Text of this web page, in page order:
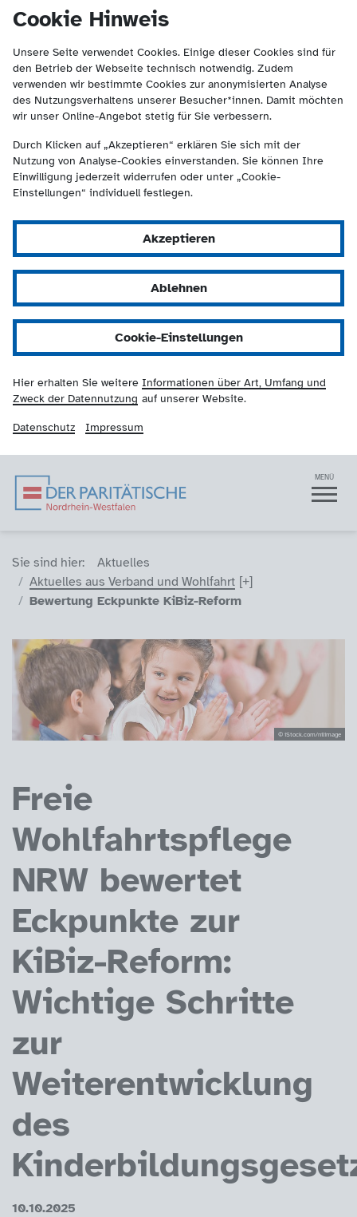
Cookie Hinweis
Unsere Seite verwendet Cookies. Einige dieser Cookies sind für
den Betrieb der Webseite technisch notwendig. Zudem
verwenden wir bestimmte Cookies zur anonymisierten Analyse
des Nutzungsverhaltens unserer Besucher*innen. Damit möchten
wir unser Online-Angebot stetig für Sie verbessern.
Durch Klicken auf „Akzeptieren“ erklären Sie sich mit der
Nutzung von Analyse-Cookies einverstanden. Sie können Ihre
Einwilligung jederzeit widerrufen oder unter „Cookie-
Einstellungen“ individuell festlegen.
Akzeptieren
Ablehnen
Cookie-Einstellungen
Hier erhalten Sie weitere Informationen über Art, Umfang und
Zweck der Datennutzung auf unserer Website.
Datenschutz Impressum
Der Paritätische NRW
springen
(Kontakt und Suche) springen.
Navigation MENÜ
Sie sind hier (Breadcrumb)
Sie sind hier:
Aktuelles
Aktuelles aus Verband und Wohlfahrt
Bewertung Eckpunkte KiBiz-Reform
© iStock.com/nilimage
Freie
Wohlfahrtspflege
NRW bewertet
Eckpunkte zur
KiBiz-Reform:
Wichtige Schritte
zur
Weiterentwicklung
des
10.10.2025